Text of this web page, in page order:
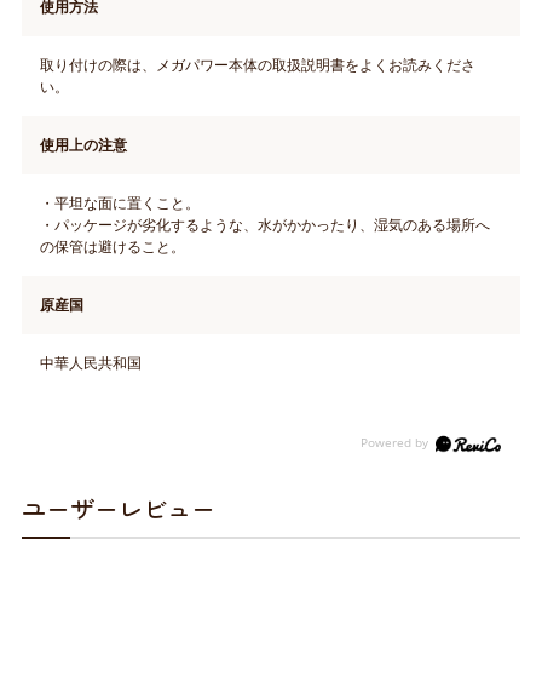
使用方法
取り付けの際は、メガパワー本体の取扱説明書をよくお読みくださ
い。
使用上の注意
・平坦な面に置くこと。
・パッケージが劣化するような、水がかかったり、湿気のある場所へ
の保管は避けること。
原産国
中華人民共和国
ユーザーレビュー